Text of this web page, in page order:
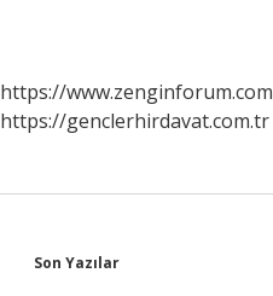
https://www.zenginforum.com
https://genclerhirdavat.com.tr
Sidebar
Son Yazılar